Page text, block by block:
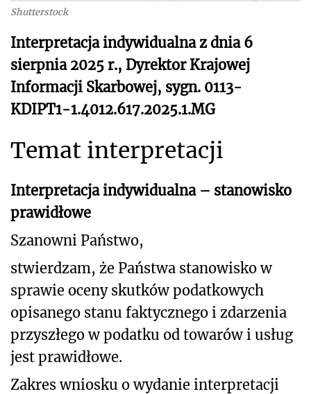
Shutterstock
Interpretacja indywidualna z dnia 6
sierpnia 2025 r., Dyrektor Krajowej
Informacji Skarbowej, sygn. 0113-
KDIPT1-1.4012.617.2025.1.MG
Temat interpretacji
Interpretacja indywidualna – stanowisko
prawidłowe
Szanowni Państwo,
stwierdzam, że Państwa stanowisko w
sprawie oceny skutków podatkowych
opisanego stanu faktycznego i zdarzenia
przyszłegow podatku od towarów i usług
jest prawidłowe.
Zakres wniosku o wydanie interpretacji